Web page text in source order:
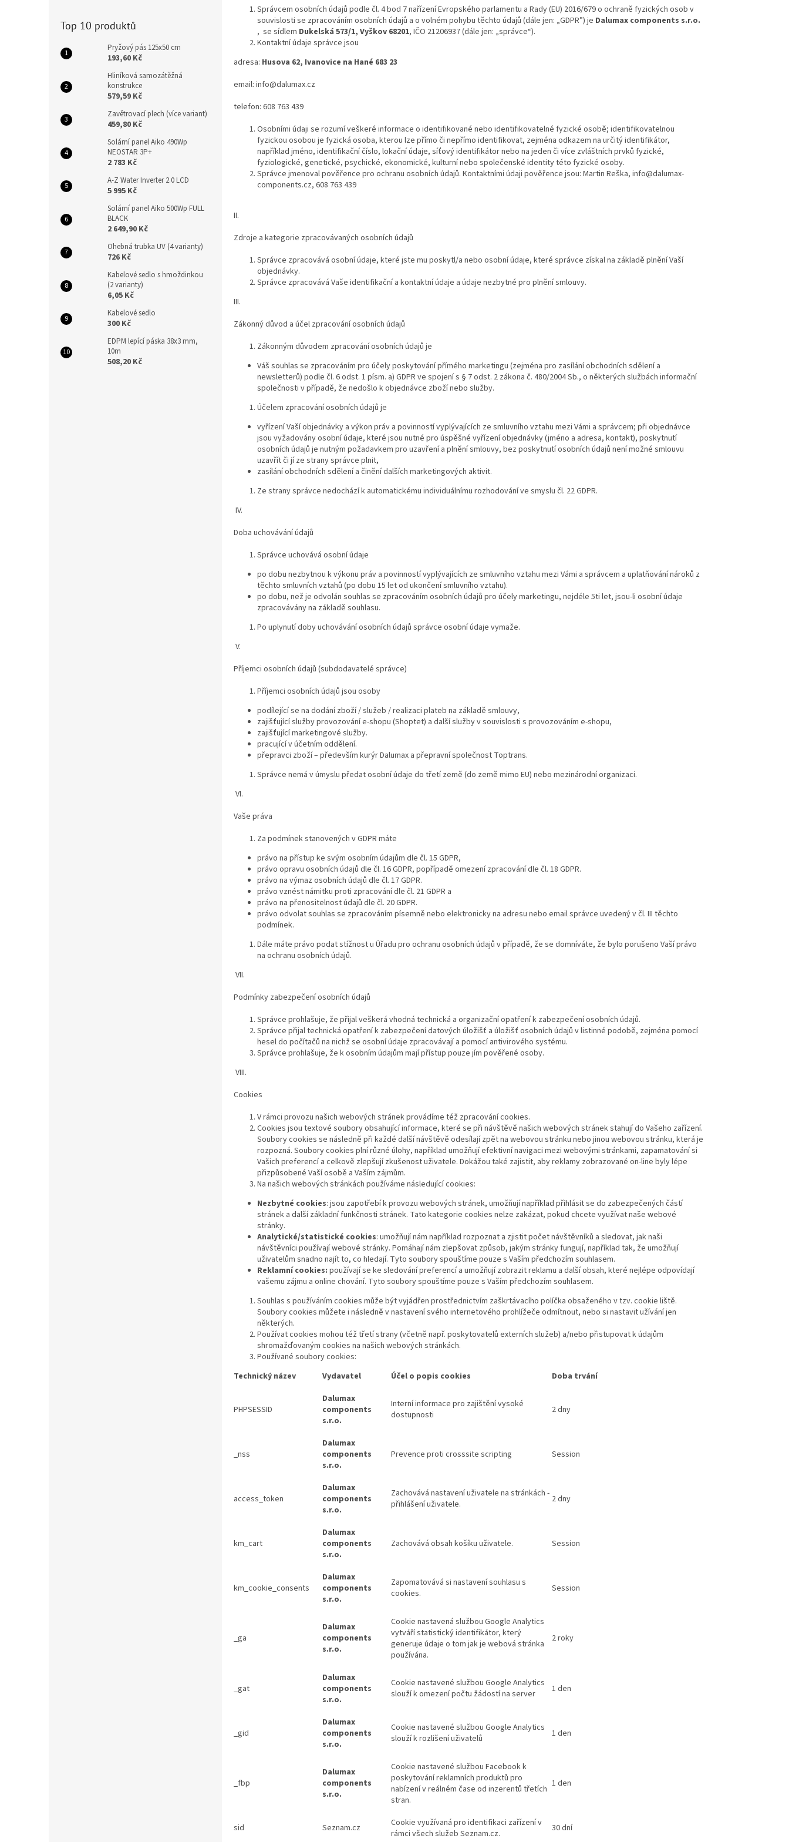
Top 10 produktů
Pryžový pás 125x50 cm
193,60 Kč
Hliníková samozátěžná
konstrukce
579,59 Kč
Zavětrovací plech (více variant)
459,80 Kč
Solární panel Aiko 490Wp
NEOSTAR 3P+
2 783 Kč
A-Z Water Inverter 2.0 LCD
5 995 Kč
Solární panel Aiko 500Wp FULL
BLACK
2 649,90 Kč
Ohebná trubka UV (4 varianty)
726 Kč
Kabelové sedlo s hmoždinkou
(2 varianty)
6,05 Kč
Kabelové sedlo
300 Kč
EDPM lepící páska 38x3 mm,
10m
508,20 Kč
Správcem osobních údajů podle čl. 4 bod 7 nařízení Evropského parlamentu a Rady (EU) 2016/679 o ochraně fyzických osob v
souvislosti se zpracováním osobních údajů a o volném pohybu těchto údajů (dále jen: „GDPR”) je Dalumax components s.r.o.
, se sídlem Dukelská 573/1, Vyškov 68201, IČO 21206937 (dále jen: „správce“).
Kontaktní údaje správce jsou
adresa: Husova 62, Ivanovice na Hané 683 23
email: info@dalumax.cz
telefon: 608 763 439
Osobními údaji se rozumí veškeré informace o identifikované nebo identifikovatelné fyzické osobě; identifikovatelnou
fyzickou osobou je fyzická osoba, kterou lze přímo či nepřímo identifikovat, zejména odkazem na určitý identifikátor,
například jméno, identifikační číslo, lokační údaje, síťový identifikátor nebo na jeden či více zvláštních prvků fyzické,
fyziologické, genetické, psychické, ekonomické, kulturní nebo společenské identity této fyzické osoby.
Správce jmenoval pověřence pro ochranu osobních údajů. Kontaktními údaji pověřence jsou: Martin Reška, info@dalumax-
components.cz, 608 763 439
II.
Zdroje a kategorie zpracovávaných osobních údajů
Správce zpracovává osobní údaje, které jste mu poskytl/a nebo osobní údaje, které správce získal na základě plnění Vaší
objednávky.
Správce zpracovává Vaše identifikační a kontaktní údaje a údaje nezbytné pro plnění smlouvy.
III.
Zákonný důvod a účel zpracování osobních údajů
Zákonným důvodem zpracování osobních údajů je
Váš souhlas se zpracováním pro účely poskytování přímého marketingu (zejména pro zasílání obchodních sdělení a
newsletterů) podle čl. 6 odst. 1 písm. a) GDPR ve spojení s § 7 odst. 2 zákona č. 480/2004 Sb., o některých službách informační
společnosti v případě, že nedošlo k objednávce zboží nebo služby.
Účelem zpracování osobních údajů je
vyřízení Vaší objednávky a výkon práv a povinností vyplývajících ze smluvního vztahu mezi Vámi a správcem; při objednávce
jsou vyžadovány osobní údaje, které jsou nutné pro úspěšné vyřízení objednávky (jméno a adresa, kontakt), poskytnutí
osobních údajů je nutným požadavkem pro uzavření a plnění smlouvy, bez poskytnutí osobních údajů není možné smlouvu
uzavřít či jí ze strany správce plnit,
zasílání obchodních sdělení a činění dalších marketingových aktivit.
Ze strany správce nedochází k automatickému individuálnímu rozhodování ve smyslu čl. 22 GDPR.
IV.
Doba uchovávání údajů
Správce uchovává osobní údaje
po dobu nezbytnou k výkonu práv a povinností vyplývajících ze smluvního vztahu mezi Vámi a správcem a uplatňování nároků z
těchto smluvních vztahů (po dobu 15 let od ukončení smluvního vztahu).
po dobu, než je odvolán souhlas se zpracováním osobních údajů pro účely marketingu, nejdéle 5ti let, jsou-li osobní údaje
zpracovávány na základě souhlasu.
Po uplynutí doby uchovávání osobních údajů správce osobní údaje vymaže.
V.
Příjemci osobních údajů (subdodavatelé správce)
Příjemci osobních údajů jsou osoby
podílející se na dodání zboží / služeb / realizaci plateb na základě smlouvy,
zajišťující služby provozování e-shopu (Shoptet) a další služby v souvislosti s provozováním e-shopu,
zajišťující marketingové služby.
pracující v účetním oddělení.
přepravci zboží – především kurýr Dalumax a přepravní společnost Toptrans.
Správce nemá v úmyslu předat osobní údaje do třetí země (do země mimo EU) nebo mezinárodní organizaci.
VI.
Vaše práva
Za podmínek stanovených v GDPR máte
právo na přístup ke svým osobním údajům dle čl. 15 GDPR,
právo opravu osobních údajů dle čl. 16 GDPR, popřípadě omezení zpracování dle čl. 18 GDPR.
právo na výmaz osobních údajů dle čl. 17 GDPR.
právo vznést námitku proti zpracování dle čl. 21 GDPR a
právo na přenositelnost údajů dle čl. 20 GDPR.
právo odvolat souhlas se zpracováním písemně nebo elektronicky na adresu nebo email správce uvedený v čl. III těchto
podmínek.
Dále máte právo podat stížnost u Úřadu pro ochranu osobních údajů v případě, že se domníváte, že bylo porušeno Vaší právo
na ochranu osobních údajů.
VII.
Podmínky zabezpečení osobních údajů
Správce prohlašuje, že přijal veškerá vhodná technická a organizační opatření k zabezpečení osobních údajů.
Správce přijal technická opatření k zabezpečení datových úložišť a úložišť osobních údajů v listinné podobě, zejména pomocí
hesel do počítačů na nichž se osobní údaje zpracovávají a pomocí antivirového systému.
Správce prohlašuje, že k osobním údajům mají přístup pouze jím pověřené osoby.
VIII.
Cookies
V rámci provozu našich webových stránek provádíme též zpracování cookies.
Cookies jsou textové soubory obsahující informace, které se při návštěvě našich webových stránek stahují do Vašeho zařízení.
Soubory cookies se následně při každé další návštěvě odesílají zpět na webovou stránku nebo jinou webovou stránku, která je
rozpozná. Soubory cookies plní různé úlohy, například umožňují efektivní navigaci mezi webovými stránkami, zapamatování si
Vašich preferencí a celkově zlepšují zkušenost uživatele. Dokážou také zajistit, aby reklamy zobrazované on-line byly lépe
přizpůsobené Vaší osobě a Vaším zájmům.
Na našich webových stránkách používáme následující cookies:
Nezbytné cookies: jsou zapotřebí k provozu webových stránek, umožňují například přihlásit se do zabezpečených částí
stránek a další základní funkčnosti stránek. Tato kategorie cookies nelze zakázat, pokud chcete využívat naše webové
stránky.
Analytické/statistické cookies: umožňují nám například rozpoznat a zjistit počet návštěvníků a sledovat, jak naši
návštěvníci používají webové stránky. Pomáhají nám zlepšovat způsob, jakým stránky fungují, například tak, že umožňují
uživatelům snadno najít to, co hledají. Tyto soubory spouštíme pouze s Vaším předchozím souhlasem.
Reklamní cookies: používají se ke sledování preferencí a umožňují zobrazit reklamu a další obsah, které nejlépe odpovídají
vašemu zájmu a online chování. Tyto soubory spouštíme pouze s Vaším předchozím souhlasem.
Souhlas s používáním cookies může být vyjádřen prostřednictvím zaškrtávacího políčka obsaženého v tzv. cookie liště.
Soubory cookies můžete i následně v nastavení svého internetového prohlížeče odmítnout, nebo si nastavit užívání jen
některých.
Používat cookies mohou též třetí strany (včetně např. poskytovatelů externích služeb) a/nebo přistupovat k údajům
shromažďovaným cookies na našich webových stránkách.
Používané soubory cookies:
Technický název
Vydavatel Účel o popis cookies Doba trvání
PHPSESSID
Dalumax
components
s.r.o.
Interní informace pro zajištění vysoké
dostupnosti
2 dny
_nss
Dalumax
components
s.r.o.
Prevence proti crosssite scripting Session
access_token
Dalumax
components
s.r.o.
Zachovává nastavení uživatele na stránkách -
přihlášení uživatele.
2 dny
km_cart
Dalumax
components
s.r.o.
Zachovává obsah košíku uživatele. Session
km_cookie_consents
Dalumax
components
s.r.o.
Zapomatovává si nastavení souhlasu s
cookies.
Session
_ga
Dalumax
components
s.r.o.
Cookie nastavená službou Google Analytics
vytváří statistický identifikátor, který
generuje údaje o tom jak je webová stránka
používána.
2 roky
_gat
Dalumax
components
s.r.o.
Cookie nastavené službou Google Analytics
slouží k omezení počtu žádostí na server
1 den
_gid
Dalumax
components
s.r.o.
Cookie nastavené službou Google Analytics
slouží k rozlišení uživatelů
1 den
_fbp
Dalumax
components
s.r.o.
Cookie nastavené službou Facebook k
poskytování reklamních produktů pro
nabízení v reálném čase od inzerentů třetích
stran.
1 den
sid Seznam.cz
Cookie využívaná pro identifikaci zařízení v
rámci všech služeb Seznam.cz.
30 dní